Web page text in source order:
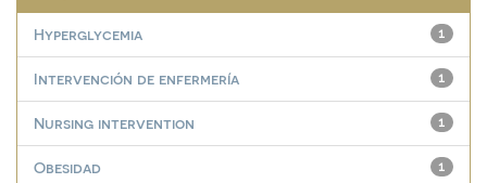
1
Hyperglycemia
1
Intervención de enfermería
1
Nursing intervention
1
Obesidad